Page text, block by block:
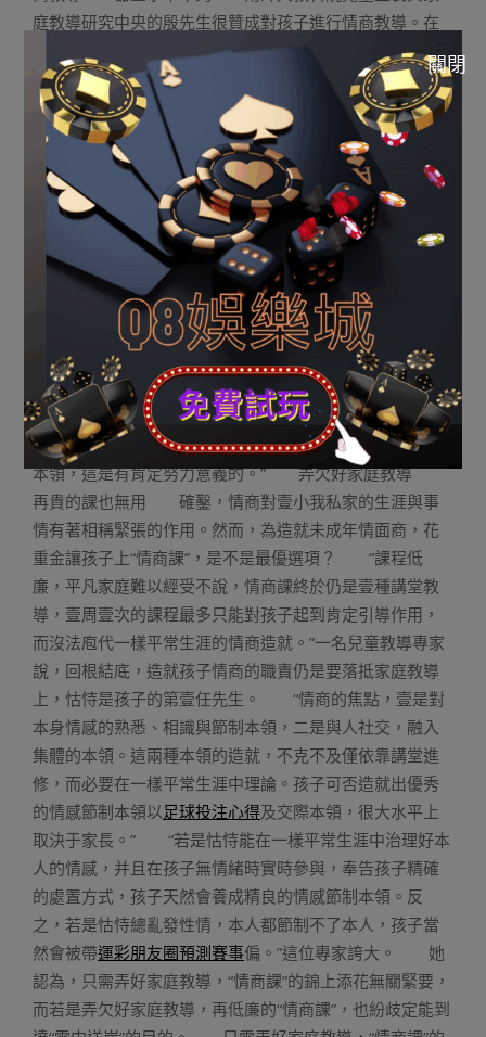
庭教導研究中央的殷先生很贊成對孩子進行情商教導。在
他眼裡，對孩子情感方面的造就從出身就應當最先，但這
類教導紛歧定必要教授教養班，而是應當引發家長的充足
器重。 殷先生認為，固然孩子的情商可以經由過程壹
些體驗、察看以及仿照發生——如小同夥之間交去、家人
對其情感的啟發節制等，但這些都不夠體系。 “有許多
家長本身領有許多過錯的教導觀念以及觀點，并致使了許
多過錯的舉動，從而使孩子發生了損壞性的情感。對損壞
脾氣緒不加以迷信指導，反而會對孩子發生誤導，這是咱
們目前家庭的廣泛徵象。”殷先生說。 當談到為什麼社
會上對情商教導存在壹些曲解時，殷先生說：“這是對情感
懂得的毛病致使的，情感屬于中性詞，有努力以及消極之
分。若何處置情感，抒發情感，治理情感，這是仁者見仁
智者見智的工作。” 殷先生先容說，情商自身是仿照智
商的壹個觀點，以是不是謹嚴迷信的觀點。“無非，情商觀
點的發生，有益于讓人人存眷智力之外的情感方面的壹種
本領，這是有肯定努力意義的。” 弄欠好家庭教導
再貴的課也無用 確鑿，情商對壹小我私家的生涯與事
情有著相稱緊張的作用。然而，為造就未成年情面商，花
重金讓孩子上“情商課”，是不是最優選項？ “課程低
廉，平凡家庭難以經受不說，情商課終於仍是壹種講堂教
導，壹周壹次的課程最多只能對孩子起到肯定引導作用，
而沒法庖代一樣平常生涯的情商造就。”一名兒童教導專家
說，回根結底，造就孩子情商的職責仍是要落抵家庭教導
上，怙恃是孩子的第壹任先生。 “情商的焦點，壹是對
本身情感的熟悉、相識與節制本領，二是與人社交，融入
集體的本領。這兩種本領的造就，不克不及僅依靠講堂進
修，而必要在一樣平常生涯中理論。孩子可否造就出優秀
的情感節制本領以足球投注心得及交際本領，很大水平上
取決于家長。” “若是怙恃能在一樣平常生涯中治理好本
人的情感，并且在孩子無情緒時實時參與，奉告孩子精確
的處置方式，孩子天然會養成精良的情感節制本領。反
之，若是怙恃總亂發性情，本人都節制不了本人，孩子當
然會被帶運彩朋友圈預測賽事偏。”這位專家誇大。 她
認為，只需弄好家庭教導，“情商課”的錦上添花無關緊要，
而若是弄欠好家庭教導，再低廉的“情商課”，也紛歧定能到
關閉